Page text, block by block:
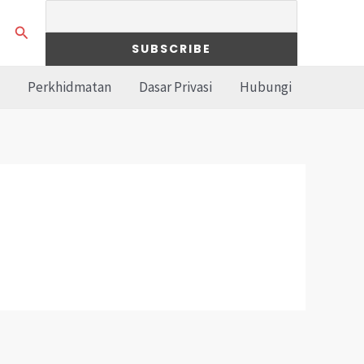
Search
Perkhidmatan Dasar Privasi Hubungi